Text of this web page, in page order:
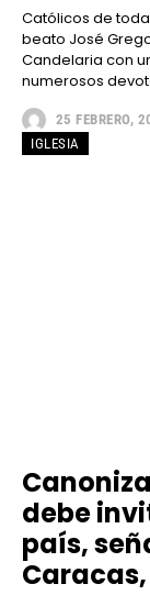
Católicos de
beato José
Candelaria con
numerosos
25 FEBRERO,
IGLESIA
debe
país,